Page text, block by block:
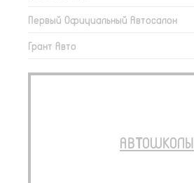
Первый Официальный Автосалон
Грант Авто
АВТОШКОЛЫ